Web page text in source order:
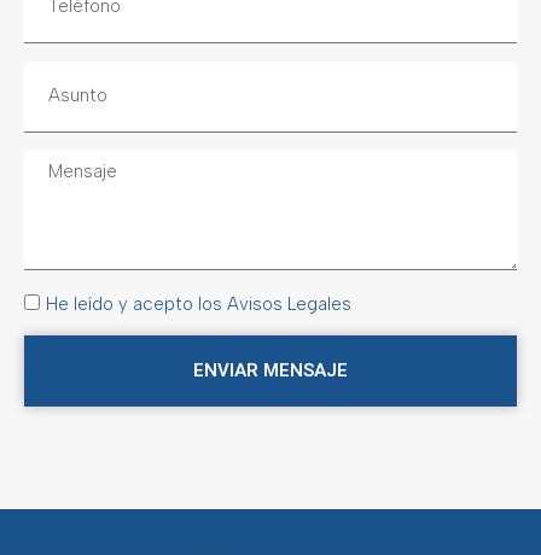
He leído y acepto los Avisos Legales
ENVIAR MENSAJE